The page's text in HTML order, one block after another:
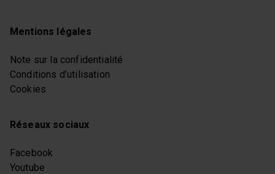
Mentions légales
Note sur la confidentialité
Conditions d’utilisation
Cookies
Réseaux sociaux
Facebook
Youtube